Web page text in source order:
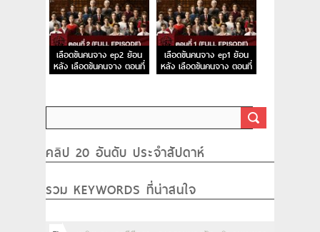
เลือดข้นคนจาง ep2 ย้อน
หลัง เลือดข้นคนจาง ตอนที่
2
เลือดข้นคนจาง ep1 ย้อน
หลัง เลือดข้นคนจาง ตอนที่
1
คลิป 20 อันดับ ประจำสัปดาห์
รวม KEYWORDS ที่น่าสนใจ